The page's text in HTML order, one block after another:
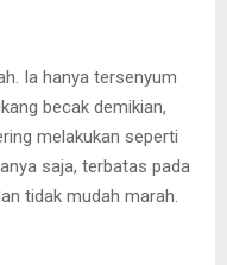
Ia hanya tersenyum
becak demikian,
melakukan seperti
saja, terbatas pada
tidak mudah marah.